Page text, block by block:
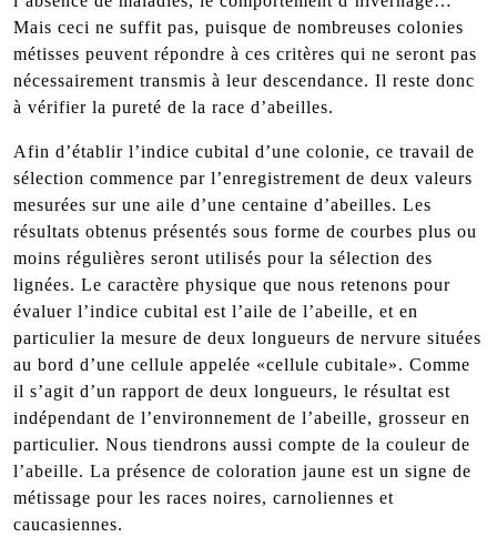
Mais ceci ne suffit pas, puisque de nombreuses colonies
métisses peuvent répondre à ces critères qui ne seront pas
nécessairement transmis à leur descendance. Il reste donc
à vérifier la pureté de la race d’abeilles.
Afin d’établir l’indice cubital d’une colonie, ce travail de
sélection commence par l’enregistrement de deux valeurs
mesurées sur une aile d’une centaine d’abeilles. Les
résultats obtenus présentés sous forme de courbes plus ou
moins régulières seront utilisés pour la sélection des
lignées. Le caractère physique que nous retenons pour
évaluer l’indice cubital est l’aile de l’abeille, et en
particulier la mesure de deux longueurs de nervure situées
au bord d’une cellule appelée «cellule cubitale». Comme
il s’agit d’un rapport de deux longueurs, le résultat est
indépendant de l’environnement de l’abeille, grosseur en
particulier. Nous tiendrons aussi compte de la couleur de
l’abeille. La présence de coloration jaune est un signe de
métissage pour les races noires, carnoliennes et
caucasiennes.